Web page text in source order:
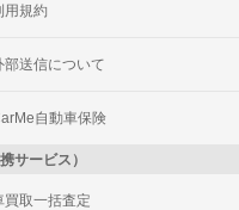
用規約
部送信について
自動車保険
サービス）
買取一括査定